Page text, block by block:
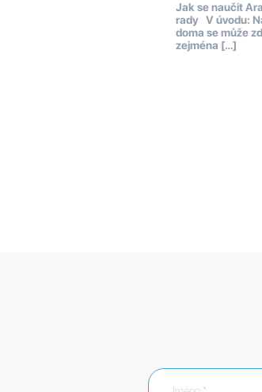
Jak se naučit
rady V úvodu:
doma se může
zejména […]